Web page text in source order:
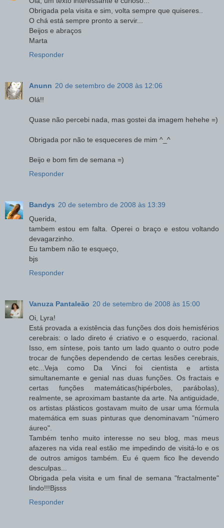
Obrigada pela visita e sim, volta sempre que quiseres..
O chá está sempre pronto a servir...
Beijos e abraços
Marta
Responder
Anunn 20 de setembro de 2008 às 12:06
Olá!!
Quase não percebi nada, mas gostei da imagem hehehe =)
Obrigada por não te esqueceres de mim ^_^
Beijo e bom fim de semana =)
Responder
Bandys 20 de setembro de 2008 às 13:39
Querida,
tambem estou em falta. Operei o braço e estou voltando
devagarzinho.
Eu tambem não te esqueço,
bjs
Responder
Vanuza Pantaleão 20 de setembro de 2008 às 15:00
Oi, Lyra!
Está provada a existência das funções dos dois hemisférios
cerebrais: o lado direto é criativo e o esquerdo, racional.
Isso, em síntese, pois tanto um lado quanto o outro pode
trocar de funções dependendo de certas lesões cerebrais,
etc...Veja como Da Vinci foi cientista e artista
simultanemante e genial nas duas funções. Os fractais e
certas funções matemáticas(hipérboles, parábolas),
realmente, se aproximam bastante da arte. Na antiguidade,
os artistas plásticos gostavam muito de usar uma fórmula
matemática em suas pinturas que denominavam "número
áureo".
Também tenho muito interesse no seu blog, mas meus
afazeres na vida real estão me impedindo de visitá-lo e os
de outros amigos também. Eu é quem fico lhe devendo
desculpas...
Obrigada pela visita e um final de semana "fractalmente"
lindo!!!Bjsss
Responder